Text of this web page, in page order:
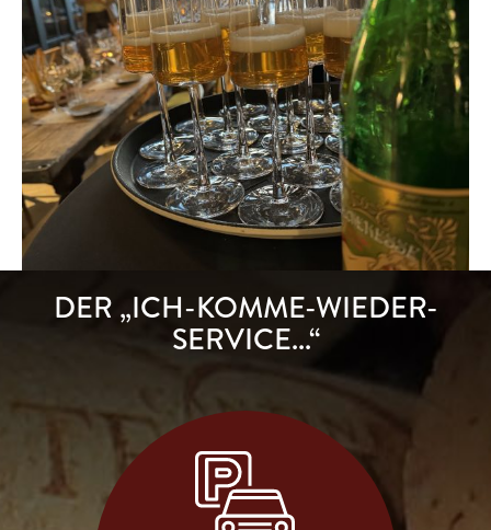
DER „ICH-KOMME-WIEDER-
SERVICE...“